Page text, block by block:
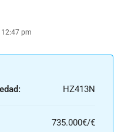
pm
HZ413N
735.000€/€